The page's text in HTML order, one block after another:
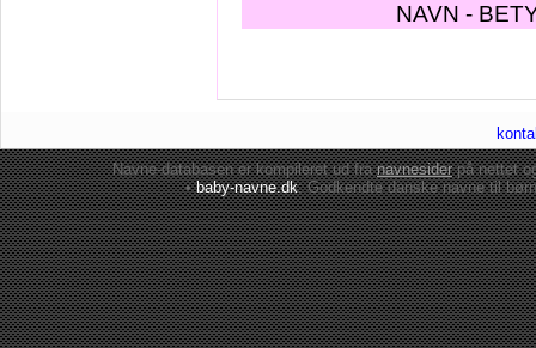
NAVN -
Navne-databasen er kompileret ud franavnesiderpå nettet
•baby-navne.dk: Godkendte danskenavne til børn